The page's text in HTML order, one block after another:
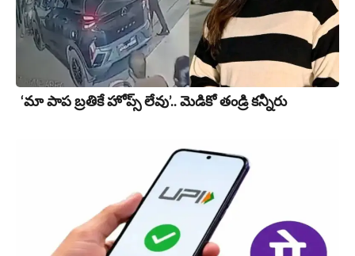
‘మా పాప బ్రతికే హోప్స్ లేవు’.. మెడికో తండ్రి కన్నీరు